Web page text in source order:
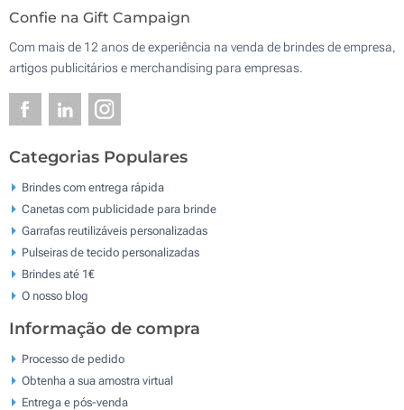
Confie na Gift Campaign
Com mais de 12 anos de experiência na venda de brindes de empresa,
artigos publicitários e merchandising para empresas.
Categorias Populares
Brindes com entrega rápida
Canetas com publicidade para brinde
Garrafas reutilizáveis personalizadas
Pulseiras de tecido personalizadas
Brindes até 1€
O nosso blog
Informação de compra
Processo de pedido
Obtenha a sua amostra virtual
Entrega e pós-venda